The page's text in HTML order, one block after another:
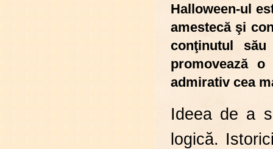
Halloween-ul
amestecă şi
conţinutul
promovează
admirativ cea
Ideea de a
logică.